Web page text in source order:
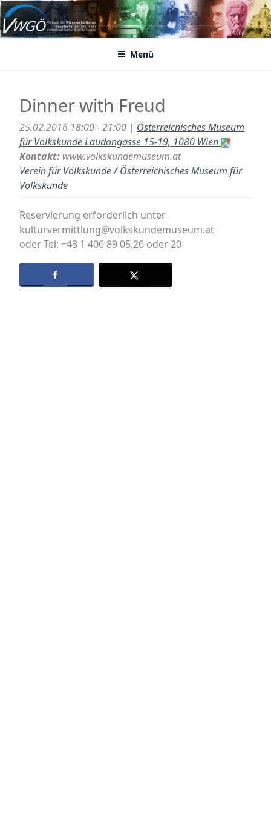
Zum
Inhalt
springenVWGÖ
Federation of Austrian Scientific Societies
Menü
Dinner with Freud
25.02.2016 18:00 - 21:00 | Österreichisches Museum
für Volkskunde Laudongasse 15-19, 1080 Wien
Kontakt: www.volkskundemuseum.at
Verein für Volkskunde / Österreichisches Museum für
Volkskunde
Reservierung erforderlich unter
kulturvermittlung@volkskundemuseum.at
oder Tel: +43 1 406 89 05.26 oder 20